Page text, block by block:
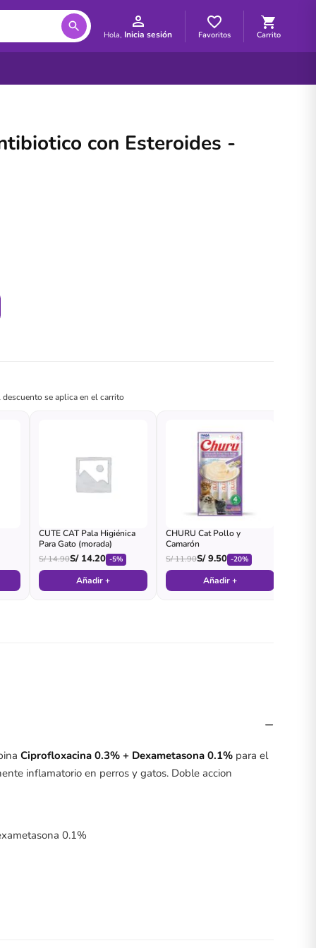
Hola, Inicia sesión Favoritos Carrito
con Esteroides -
se aplica en el carrito
CUTE CAT Pala Higiénica
Para Gato (morada)
S/14.90S/14.20 -5%
Añadir +
CHURU Cat Pollo y
Camarón
S/11.90S/9.50 -20%
Añadir +
−
Ciprofloxacina 0.3% + Dexametasona 0.1% para el
inflamatorio en perros y gatos. Doble accion
0.1%